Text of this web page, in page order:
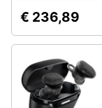
€ 236,89